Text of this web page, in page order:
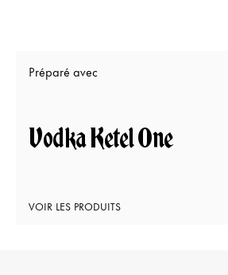
Préparé avec
Vodka Ketel One
VOIR LES PRODUITS